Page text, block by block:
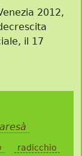
2012,
il 17
radicchio